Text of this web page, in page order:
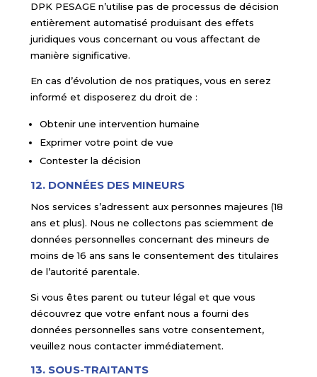
DPK PESAGE n’utilise pas de processus de décision
entièrement automatisé produisant des effets
juridiques vous concernant ou vous affectant de
manière significative.
En cas d’évolution de nos pratiques, vous en serez
informé et disposerez du droit de :
Obtenir une intervention humaine
Exprimer votre point de vue
Contester la décision
12. DONNÉES DES MINEURS
Nos services s’adressent aux personnes majeures (18
ans et plus). Nous ne collectons pas sciemment de
données personnelles concernant des mineurs de
moins de 16 ans sans le consentement des titulaires
de l’autorité parentale.
Si vous êtes parent ou tuteur légal et que vous
découvrez que votre enfant nous a fourni des
données personnelles sans votre consentement,
veuillez nous contacter immédiatement.
13. SOUS-TRAITANTS